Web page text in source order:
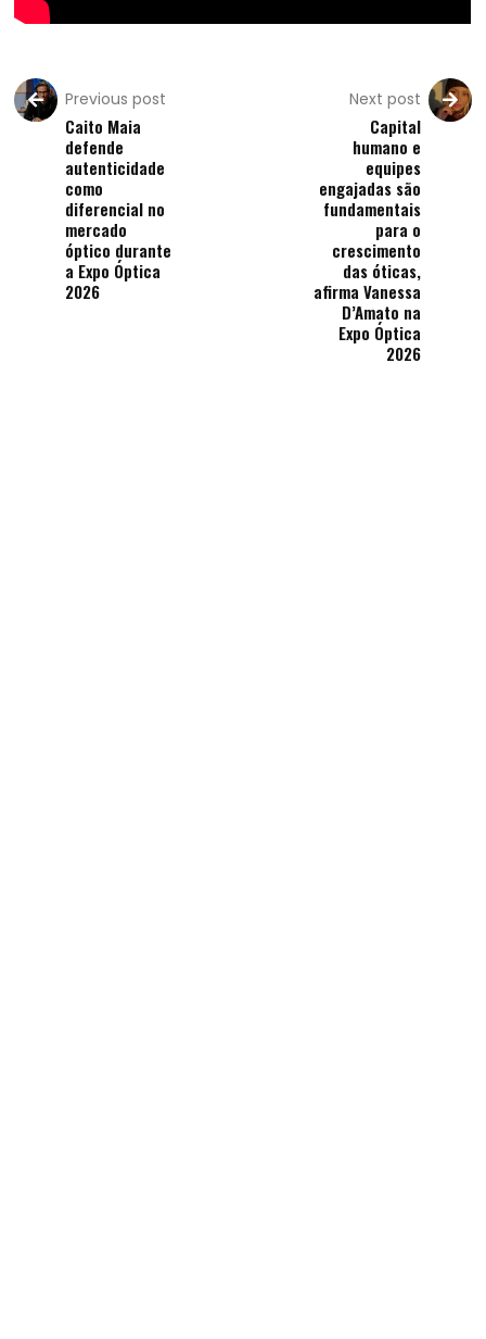
Previous post
Caito Maia
defende
autenticidade
como
diferencial no
mercado
óptico durante
a Expo Óptica
2026
Next post
Capital
humano e
equipes
engajadas são
fundamentais
para o
crescimento
das óticas,
afirma Vanessa
D’Amato na
Expo Óptica
2026